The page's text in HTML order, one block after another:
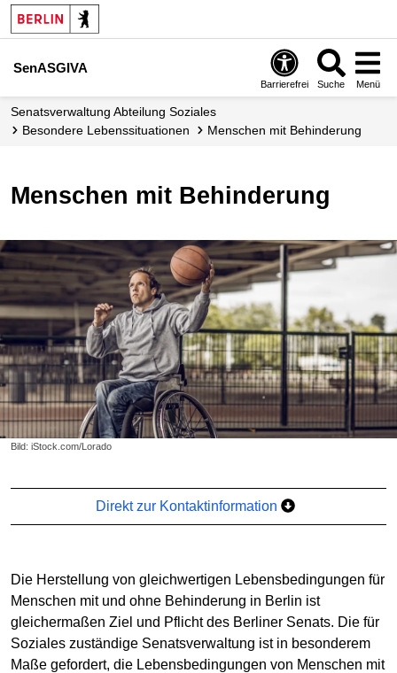
SenASGIVA
Barrierefrei Suche Menü
Senats­verwaltung Abteilung Soziales
Besondere Lebens­situationen
Menschen mit Behinderung
Menschen mit Behinderung
Bild: iStock.com/Lorado
Direkt zur Kontaktinformation
Die Herstellung von gleichwertigen Lebensbedingungen für
Menschen mit und ohne Behinderung in Berlin ist
gleichermaßen Ziel und Pflicht des Berliner Senats. Die für
Soziales zuständige Senatsverwaltung ist in besonderem
Maße gefordert, die Lebensbedingungen von Menschen mit